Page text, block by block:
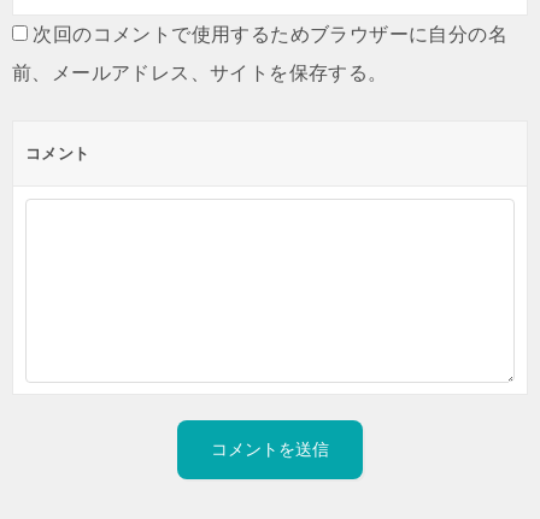
次回のコメントで使用するためブラウザーに自分の名
前、メールアドレス、サイトを保存する。
コメント